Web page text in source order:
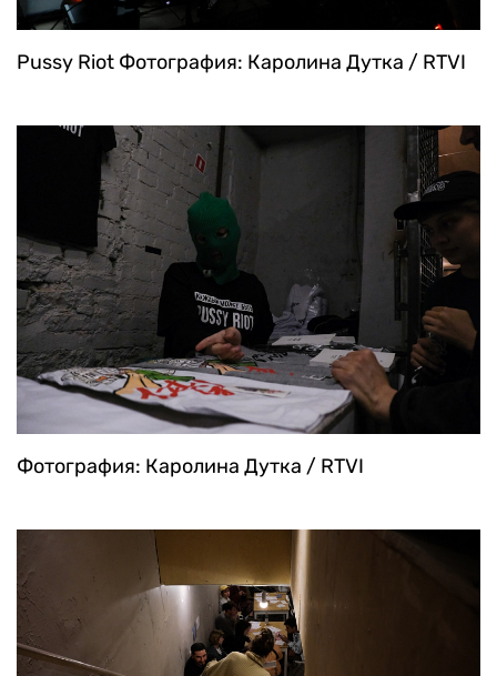
Pussy Riot Фотография: Каролина Дутка / RTVI
Фотография: Каролина Дутка / RTVI